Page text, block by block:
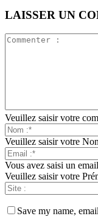
LAISSER UN
Veuillez saisir votre
Veuillez saisir votre
Vous avez saisi un
Veuillez saisir votre
Save my name,